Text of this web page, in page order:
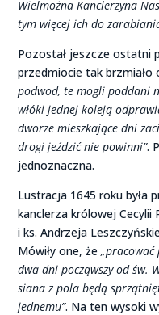
Wielmożna Kanclerzyna
tym więcej ich do
Pozostał jeszcze ostatni
przedmiocie tak
podwod, te mogli poddani
włóki jednej koleją
dworze mieszkające dni
drogi jeździć nie powinni”.
jednoznaczna.
Lustracja 1645 roku była
kanclerza królowej Cecylii
i ks. Andrzeja
Mówiły one, że
dwa dni począwszy od św.
siana z pola będą
jednemu”. Na ten wysoki